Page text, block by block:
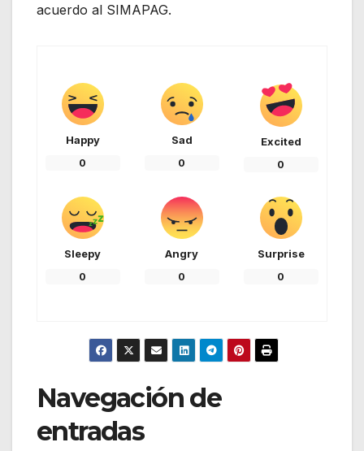
acuerdo al SIMAPAG.
Happy
0
Sad
0
Excited
0
Sleepy
0
Angry
0
Surprise
0
Navegación de
entradas